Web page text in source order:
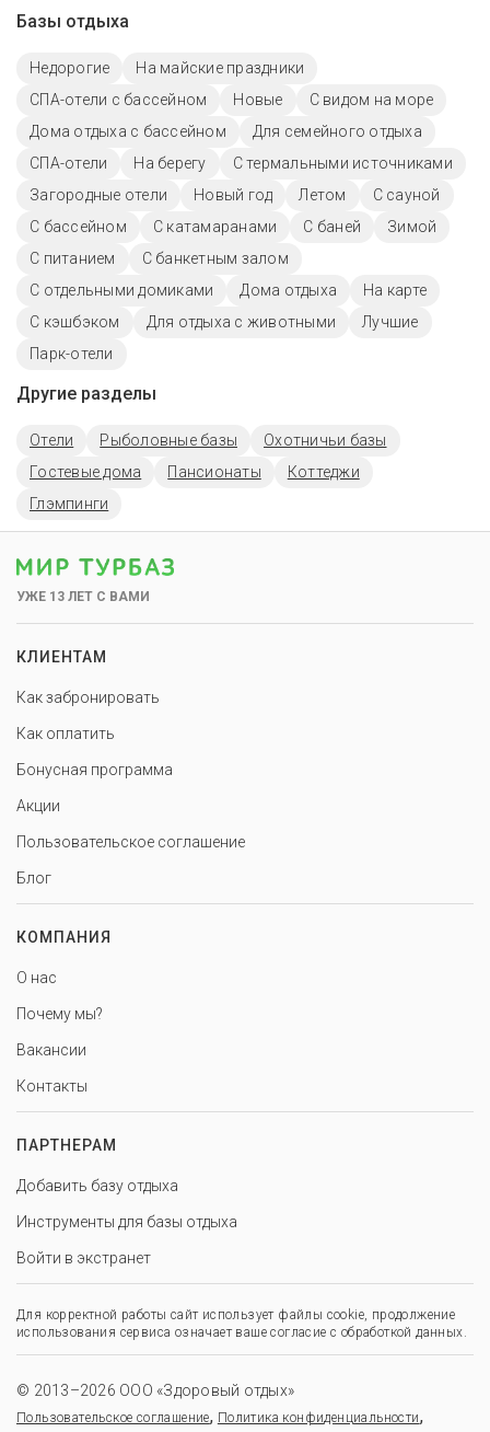
Базы отдыха
Недорогие
На майские праздники
СПА-отели с бассейном
Новые
С видом на море
Дома отдыха с бассейном
Для семейного отдыха
СПА-отели
На берегу
С термальными источниками
Загородные отели
Новый год Летом
С сауной
С бассейном
С катамаранами С баней
Зимой
С питанием
С банкетным залом
С отдельными домиками
Дома отдыха
На карте
С кэшбэком
Для отдыха с животными
Лучшие
Парк-отели
Другие разделы
Отели Рыболовные базы
Охотничьи базы
Гостевые дома
Пансионаты
Коттеджи
Глэмпинги
УЖЕ 13 ЛЕТ С ВАМИ
КЛИЕНТАМ
Как забронировать
Как оплатить
Бонусная программа
Акции
Пользовательское соглашение
Блог
КОМПАНИЯ
О нас
Почему мы?
Вакансии
Контакты
ПАРТНЕРАМ
Добавить базу отдыха
Инструменты для базы отдыха
Войти в экстранет
Для корректной работы сайт использует файлы cookie, продолжение
использования сервиса означает ваше согласие с обработкой данных.
© 2013–2026 ООО «Здоровый отдых»
Пользовательское соглашение, Политика конфиденциальности,